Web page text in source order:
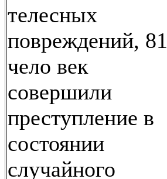
телесных
повреждений, 81
чело век
совершили
преступление в
состоянии
случайного